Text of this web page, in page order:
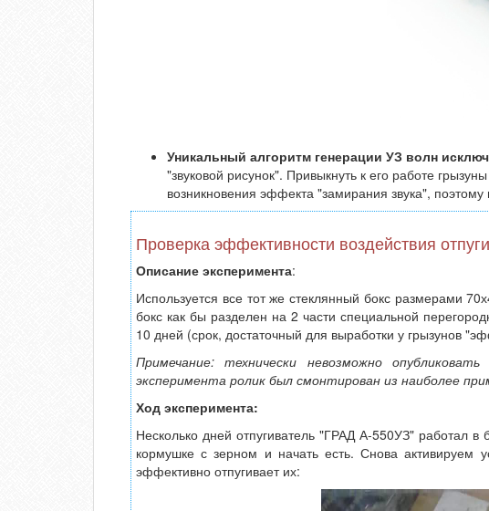
Уникальный алгоритм генерации УЗ волн
"звуковой рисунок". Привыкнуть к его работе
возникновения эффекта "замирания звука",
Проверка эффективности воздействия
Описание эксперимента:
Используется все тот же стеклянный бокс размерами
бокс как бы разделен на 2 части специальной
10 дней (срок, достаточный для выработки у грызунов
Примечание: технически невозможно
эксперимента ролик был смонтирован из наиболее
Ход эксперимента:
Несколько дней отпугиватель "ГРАД А-550УЗ" работал
кормушке с зерном и начать есть. Снова активируем
эффективно отпугивает их: